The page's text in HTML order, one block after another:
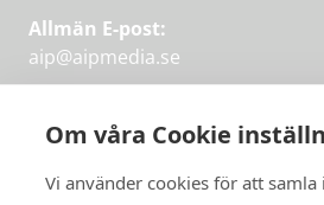
Om våra Cookie
Vi använder cookies för att samla
Allmän E-post:
aip@aipmedia.se
aip@flowyinfo.seeller 08-1210
Instagram
LinkedIn
Twitter
Facebook